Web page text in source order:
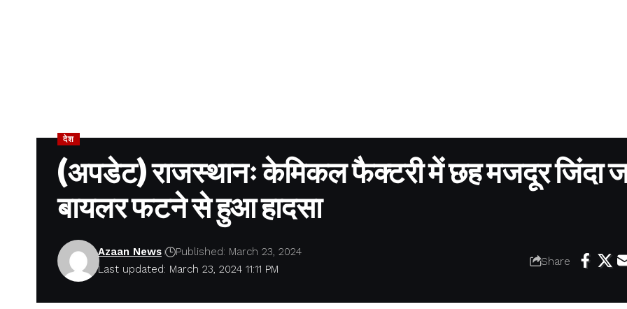
देश
(अपडेट) राजस्थानः केमिकल फैक्टरी में छह मजदूर जिंदा
बायलर फटने से हुआ हादसा
Last updated: March 23, 2024 11:11 PM
Azaan News Published: March 23, 2024
Share